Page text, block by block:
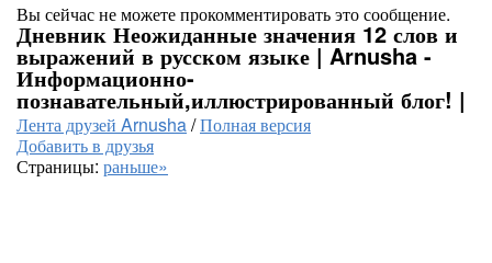
Вы сейчас не можете прокомментировать это сообщение.
Дневник Неожиданные значения 12 слов и
выражений в русском языке | Arnusha -
Информационно-
познавательный,иллюстрированный блог! |
Лента друзей Arnusha/Полная версия
Добавить в друзья
Страницы: раньше»